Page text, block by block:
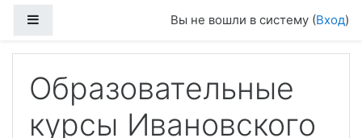
Вы не вошли в систему (Вход)
Образовательные
курсы Ивановского